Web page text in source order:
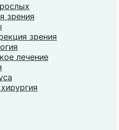
зрения
зрения
лечение